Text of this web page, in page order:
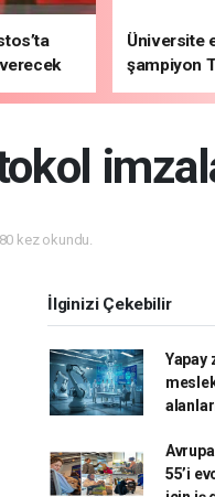
Üniversite
şampiyon
kez okundu.
İlginizi Çekebilir
Yapay
55’i